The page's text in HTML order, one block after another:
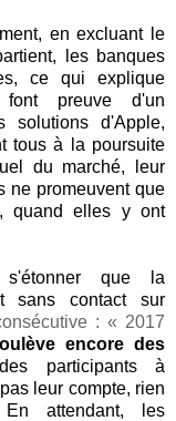
en excluant le
les banques
ce qui explique
font preuve d'un
solutions d'Apple,
tous à la poursuite
du marché, leur
ne promeuvent que
quand elles y ont
que la
sans contact sur
: « 2017
encore des
participants à
leur compte, rien
En attendant, les